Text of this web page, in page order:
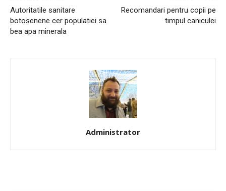
Autoritatile sanitare
botosenene cer populatiei sa
bea apa minerala
Recomandari pentru copii pe
timpul caniculei
Administrator